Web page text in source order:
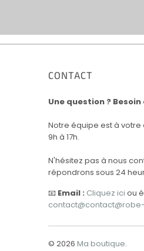
CONTACT
Une question ? Besoin
Notre équipe est à
9h à 17h.
N'hésitez pas à nous
répondrons sous 24
📧 Email : Cliquez ici ou
© 2026 Ma boutique.